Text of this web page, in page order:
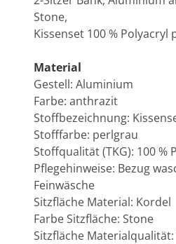
Stone,
Kissenset 100 % Polyacryl
Material
Gestell: Aluminium
Farbe: anthrazit
Stoffbezeichnung:
Stofffarbe: perlgrau
Stoffqualität (TKG): 100 %
Pflegehinweise: Bezug
Feinwäsche
Sitzfläche Material: Kordel
Farbe Sitzfläche: Stone
Sitzfläche